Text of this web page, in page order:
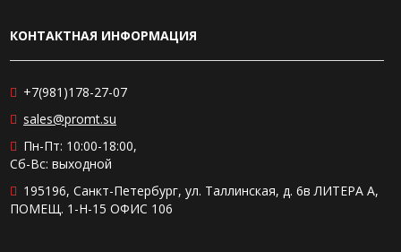
КОНТАКТНАЯ ИНФОРМАЦИЯ
+7(981)178-27-07
sales@promt.su
Пн-Пт: 10:00-18:00,
Сб-Вс: выходной
195196, Санкт-Петербург, ул. Таллинская, д. 6в ЛИТЕРА А,
ПОМЕЩ. 1-Н-15 ОФИС 106